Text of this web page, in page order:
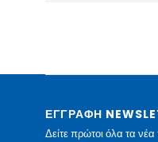
ΕΓΓΡΑΦΗ
Δείτε πρώτοι όλα τα νέα